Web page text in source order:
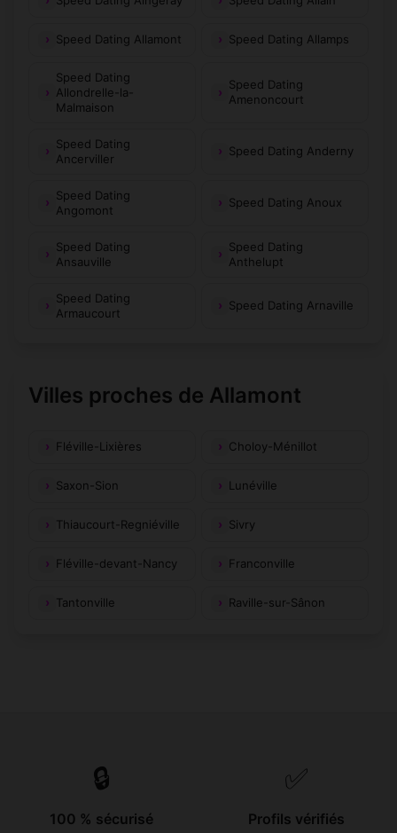
Speed Dating Allamont Speed Dating Allamps
Speed Dating
Allondrelle-la-
Malmaison
Speed Dating
Amenoncourt
Speed Dating
Ancerviller
Speed Dating Anderny
Speed Dating
Angomont
Speed Dating Anoux
Speed Dating
Ansauville
Speed Dating
Anthelupt
Speed Dating
Armaucourt
Speed Dating Arnaville
Villes proches de Allamont
Fléville-Lixières Choloy-Ménillot
Saxon-Sion Lunéville
Thiaucourt-Regniéville Sivry
Fléville-devant-Nancy Franconville
Tantonville Raville-sur-Sânon
🔒
100 % sécurisé
✅
Profils vérifiés